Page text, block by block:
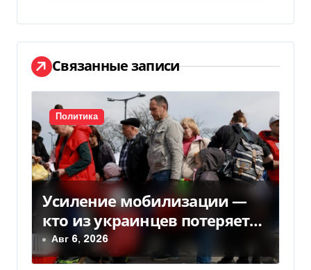
а
ц
и
я
п
о
з
а
п
Связанные записи
Политика
Усиление мобилизации —
кто из украинцев потеряет
право на временную защиту
в ЕС
Авг 6, 2026